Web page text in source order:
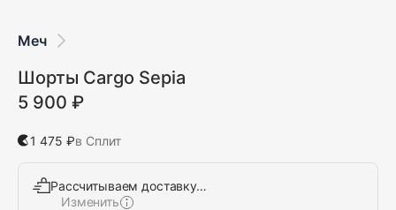
Меч
Шорты Cargo Sepia
5 900 ₽
1 475 ₽в Сплит
Рассчитываем доставку…
Изменить